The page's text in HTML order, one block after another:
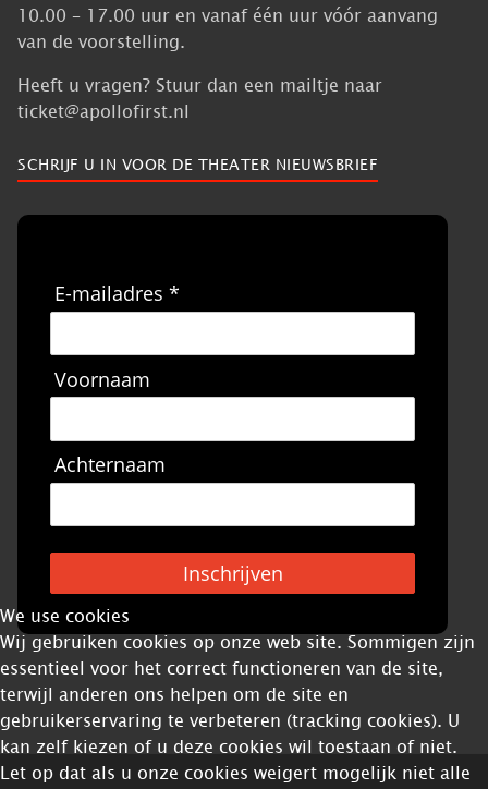
10.00 – 17.00 uur en vanaf één uur vóór aanvang
van de voorstelling.
Heeft u vragen? Stuur dan een mailtje naar
ticket@apollofirst.nl
SCHRIJF U IN VOOR DE THEATER NIEUWSBRIEF
E-mailadres *
Voornaam
Achternaam
Inschrijven
We use cookies
Wij gebruiken cookies op onze web site. Sommigen zijn
essentieel voor het correct functioneren van de site,
terwijl anderen ons helpen om de site en
gebruikerservaring te verbeteren (tracking cookies). U
kan zelf kiezen of u deze cookies wil toestaan of niet.
Let op dat als u onze cookies weigert mogelijk niet alle